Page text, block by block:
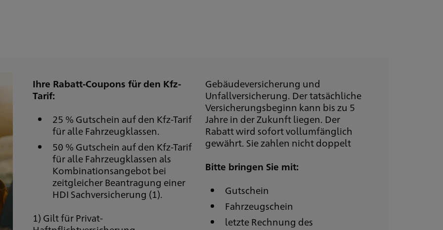
Ihre Rabatt-Coupons für den Kfz-
Tarif:
25 % Gutschein auf den Kfz-Tarif
für alle Fahrzeugklassen.
50 % Gutschein auf den Kfz-Tarif
für alle Fahrzeugklassen als
Kombinationsangebot bei
zeitgleicher Beantragung einer
HDI Sachversicherung (1).
1) Gilt für Privat-
Gebäudeversicherung und
Unfallversicherung. Der tatsächliche
Versicherungsbeginn kann bis zu 5
Jahre in der Zukunft liegen. Der
Rabatt wird sofort vollumfänglich
gewährt. Sie zahlen nicht doppelt
Bitte bringen Sie mit:
Gutschein
Fahrzeugschein
letzte Rechnung des